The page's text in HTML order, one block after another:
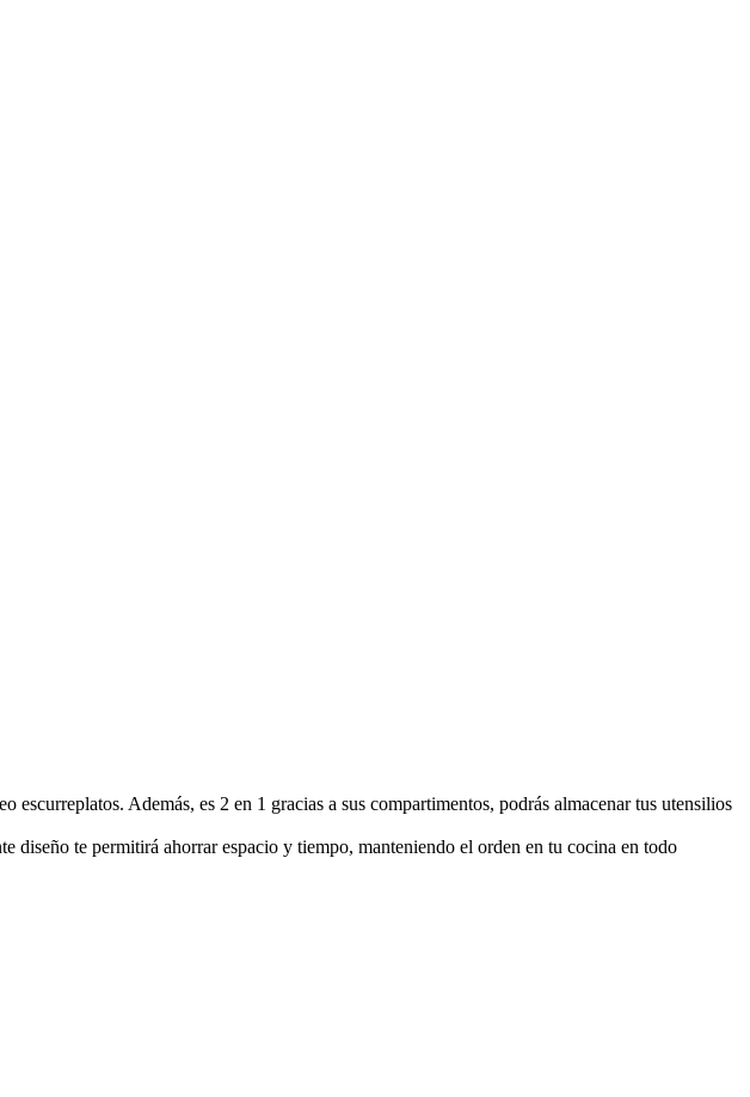
escurreplatos. Además, es 2 en 1 gracias a sus compartimentos, podrás almacenar tus utensilios
diseño te permitirá ahorrar espacio y tiempo, manteniendo el orden en tu cocina en todo